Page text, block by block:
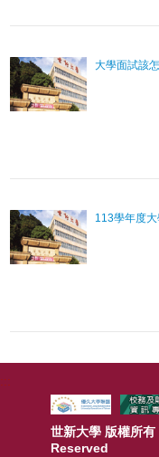
大學面試該
113學年度
:::
世新大學 版權所
Reserved